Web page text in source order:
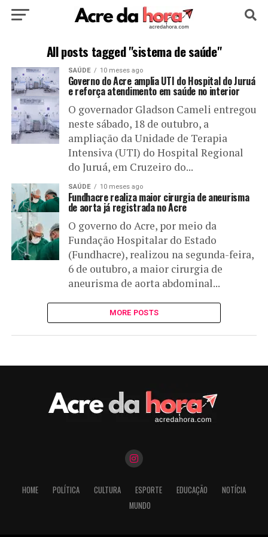
HOME POLÍTICA CULTURA ESPORTE
EDUCAÇÃO NOTÍCIA MUNDO
All posts tagged "sistema de saúde"
SAÚDE 10 meses ago
Governo do Acre amplia UTI do Hospital do Juruá
e reforça atendimento em saúde no interior
O governador Gladson Cameli entregou
neste sábado, 18 de outubro, a
ampliação da Unidade de Terapia
Intensiva (UTI) do Hospital Regional
do Juruá, em Cruzeiro do...
SAÚDE 10 meses ago
Fundhacre realiza maior cirurgia de aneurisma
de aorta já registrada no Acre
O governo do Acre, por meio da
Fundação Hospitalar do Estado
(Fundhacre), realizou na segunda-feira,
6 de outubro, a maior cirurgia de
aneurisma de aorta abdominal...
MORE POSTS
HOME POLÍTICA CULTURA ESPORTE EDUCAÇÃO
NOTÍCIA
MUNDO